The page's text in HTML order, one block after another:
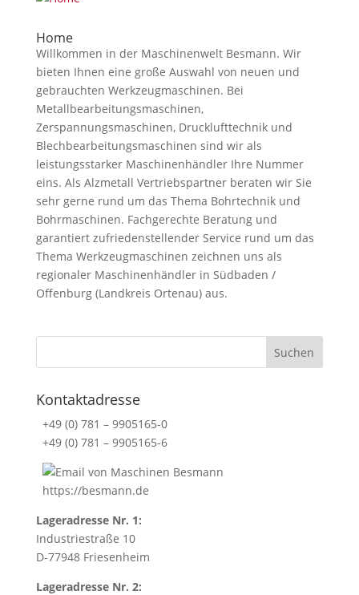
Home
Willkommen in der Maschinenwelt Besmann. Wir
bieten Ihnen eine große Auswahl von neuen und
gebrauchten Werkzeugmaschinen. Bei
Metallbearbeitungsmaschinen,
Zerspannungsmaschinen, Drucklufttechnik und
Blechbearbeitungsmaschinen sind wir als
leistungsstarker Maschinenhändler Ihre Nummer
eins. Als Alzmetall Vertriebspartner beraten wir Sie
sehr gerne rund um das Thema Bohrtechnik und
Bohrmaschinen. Fachgerechte Beratung und
garantiert zufriedenstellender Service rund um das
Thema Werkzeugmaschinen zeichnen uns als
regionaler Maschinenhändler in Südbaden /
Offenburg (Landkreis Ortenau) aus.
Kontaktadresse
+49 (0) 781 – 9905165-0
+49 (0) 781 – 9905165-6
https://besmann.de
Lageradresse Nr. 1:
Industriestraße 10
D-77948 Friesenheim
Lageradresse Nr. 2: